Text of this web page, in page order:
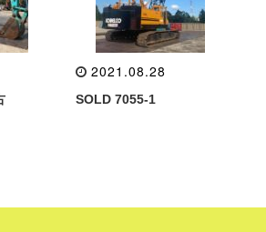
2021.08.28
SOLD 7055-1